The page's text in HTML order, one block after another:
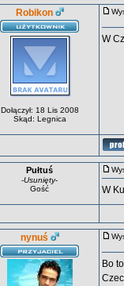
Robikon
Dołączył: 18 Lis 2008
Skąd: Legnica
W
Pułtuś
-Usunięty-
Gość
W
nynuś
Bo